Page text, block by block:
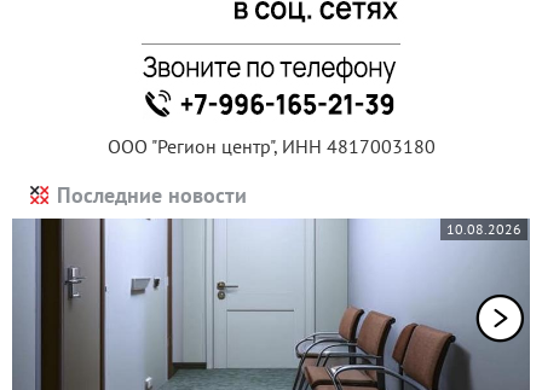
ООО "Регион центр", ИНН 4817003180
Последние новости
10.08.2026